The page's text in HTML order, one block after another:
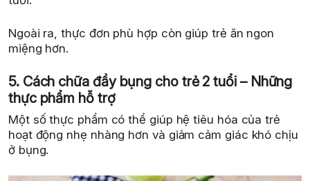
Ngoài ra, thực đơn phù hợp còn giúp trẻ ăn ngon
miệng hơn.
5. Cách chữa đầy bụng cho trẻ 2 tuổi – Những
thực phẩm hỗ trợ
Một số thực phẩm có thể giúp hệ tiêu hóa của trẻ
hoạt động nhẹ nhàng hơn và giảm cảm giác khó chịu
ở bụng.